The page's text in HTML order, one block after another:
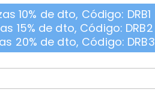
10% de dto, Código: DRB1
15% de dto, Código: DRB2
20% de dto, Código: DRB3